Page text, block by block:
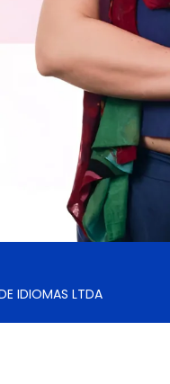
IDIOMAS LTDA